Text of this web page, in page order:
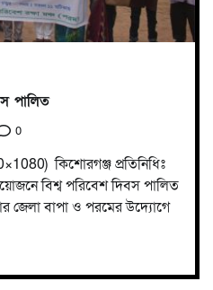
পালিত
0
কিশোরগঞ্জ প্রতিনিধিঃ
বিশ্ব পরিবেশ দিবস পালিত
জেলা বাপা ও পরমের উদ্যোগে